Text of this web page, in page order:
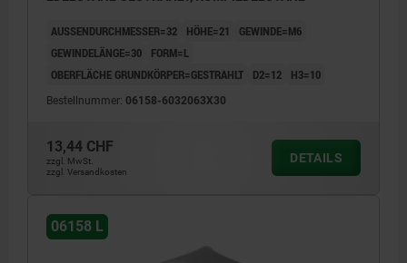
AUSSENDURCHMESSER=32 HÖHE=21
GEWINDE=M6
GEWINDELÄNGE=30
FORM=L
OBERFLÄCHE GRUNDKÖRPER=GESTRAHLT
D2=12 H3=10
Bestellnummer: 06158-6032063X30
13,44 CHF
zzgl. MwSt.
zzgl. Versandkosten
DETAILS
06158 L